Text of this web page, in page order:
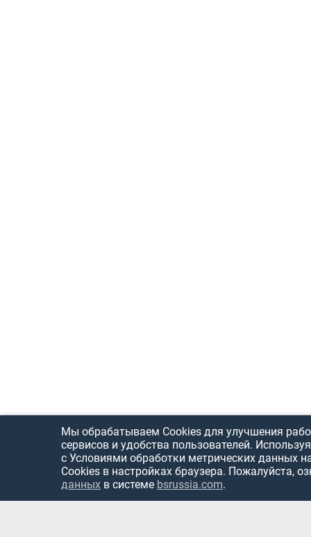
Мы обрабатываем Cookies для улучшения
сервисов и удобства пользователей.
с Условиями обработки метрических данных
Cookies в настройках браузера. Пожалуйста,
данных в системе bsrussia.com.